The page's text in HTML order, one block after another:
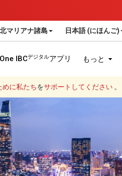
北マリアナ諸島 日本語 (にほんご)
IBCデジタルアプリ もっと
めに私たちをサポートしてください。